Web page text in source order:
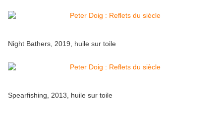
Night Bathers, 2019, huile sur toile
Spearfishing, 2013, huile sur toile